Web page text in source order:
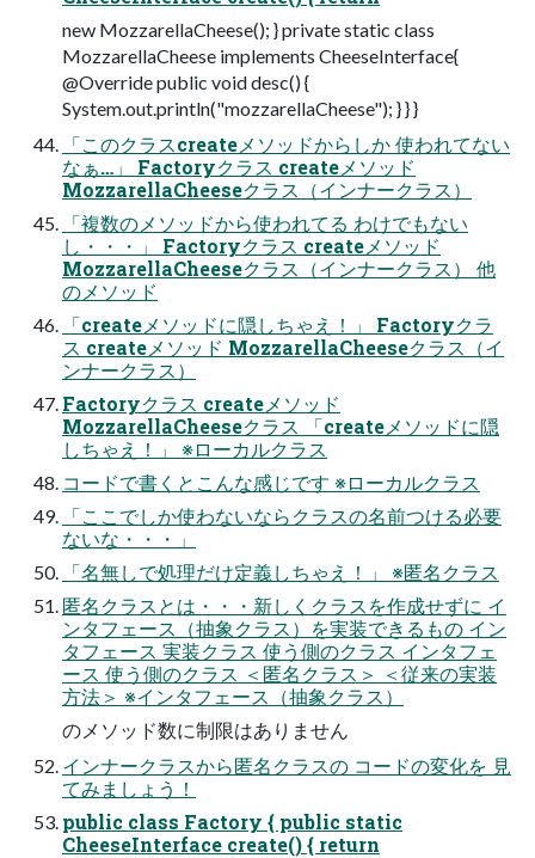
new MozzarellaCheese(); } private static class
MozzarellaCheese implements CheeseInterface{
@Override public void desc() {
System.out.println("mozzarellaCheese"); } } }
「このクラスcreateメソッドからしか 使われてない
なぁ…」 Factoryクラス createメソッド
MozzarellaCheeseクラス（インナークラス）
「複数のメソッドから使われてる わけでもない
し・・・」 Factoryクラス createメソッド
MozzarellaCheeseクラス（インナークラス） 他
のメソッド
「createメソッドに隠しちゃえ！」 Factoryクラ
ス createメソッド MozzarellaCheeseクラス（イ
ンナークラス）
Factoryクラス createメソッド
MozzarellaCheeseクラス 「createメソッドに隠
しちゃえ！」 ※ローカルクラス
コードで書くとこんな感じです ※ローカルクラス
「ここでしか使わないならクラスの名前つける必要
ないな・・・」
「名無しで処理だけ定義しちゃえ！」 ※匿名クラス
匿名クラスとは・・・新しくクラスを作成せずに イ
ンタフェース（抽象クラス）を実装できるもの イン
タフェース 実装クラス 使う側のクラス インタフェ
ース 使う側のクラス ＜匿名クラス＞ ＜従来の実装
方法＞ ※インタフェース（抽象クラス）
のメソッド数に制限はありません
インナークラスから匿名クラスの コードの変化を 見
てみましょう！
public class Factory { public static
CheeseInterface create() { return